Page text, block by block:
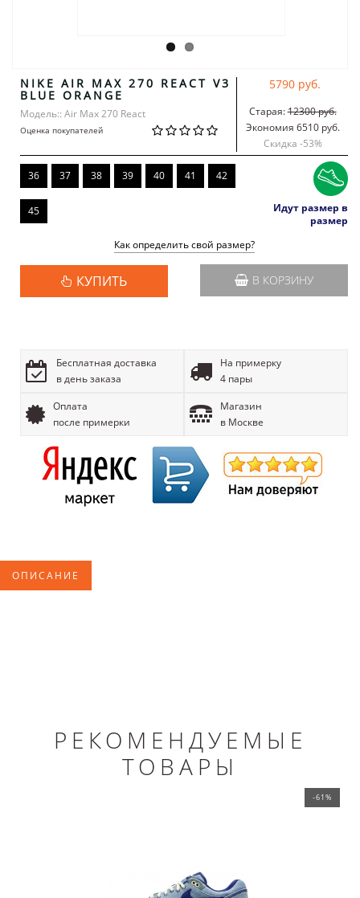
NIKE AIR MAX 270 REACT V3
BLUE ORANGE
Модель:: Air Max 270 React
Оценка покупателей
5790 руб.
Старая:12300 руб.
Экономия 6510 руб.
Скидка -53%
36 37 38 39 40 41 42
45
Идут размер в
размер
Как определить свой размер?
КУПИТЬ В КОРЗИНУ
Бесплатная доставка
в день заказа
На примерку
4 пары
Оплата
после примерки
Магазин
в Москве
ОПИСАНИЕ
РЕКОМЕНДУЕМЫЕ
ТОВАРЫ
-61%